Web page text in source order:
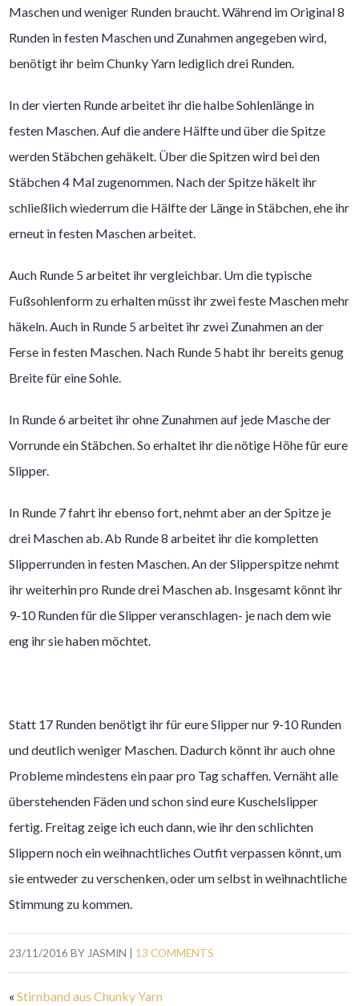
Maschen und weniger Runden braucht. Während im Original 8
Runden in festen Maschen und Zunahmen angegeben wird,
benötigt ihr beim Chunky Yarn lediglich drei Runden.
In der vierten Runde arbeitet ihr die halbe Sohlenlänge in
festen Maschen. Auf die andere Hälfte und über die Spitze
werden Stäbchen gehäkelt. Über die Spitzen wird bei den
Stäbchen 4 Mal zugenommen. Nach der Spitze häkelt ihr
schließlich wiederrum die Hälfte der Länge in Stäbchen, ehe ihr
erneut in festen Maschen arbeitet.
Auch Runde 5 arbeitet ihr vergleichbar. Um die typische
Fußsohlenform zu erhalten müsst ihr zwei feste Maschen mehr
häkeln. Auch in Runde 5 arbeitet ihr zwei Zunahmen an der
Ferse in festen Maschen. Nach Runde 5 habt ihr bereits genug
Breite für eine Sohle.
In Runde 6 arbeitet ihr ohne Zunahmen auf jede Masche der
Vorrunde ein Stäbchen. So erhaltet ihr die nötige Höhe für eure
Slipper.
In Runde 7 fahrt ihr ebenso fort, nehmt aber an der Spitze je
drei Maschen ab. Ab Runde 8 arbeitet ihr die kompletten
Slipperrunden in festen Maschen. An der Slipperspitze nehmt
ihr weiterhin pro Runde drei Maschen ab. Insgesamt könnt ihr
9-10 Runden für die Slipper veranschlagen- je nach dem wie
eng ihr sie haben möchtet.
Statt 17 Runden benötigt ihr für eure Slipper nur 9-10 Runden
und deutlich weniger Maschen. Dadurch könnt ihr auch ohne
Probleme mindestens ein paar pro Tag schaffen. Vernäht alle
überstehenden Fäden und schon sind eure Kuschelslipper
fertig. Freitag zeige ich euch dann, wie ihr den schlichten
Slippern noch ein weihnachtliches Outfit verpassen könnt, um
sie entweder zu verschenken, oder um selbst in weihnachtliche
Stimmung zu kommen.
23/11/2016 BY JASMIN | 13 COMMENTS
«Stirnband aus Chunky Yarn